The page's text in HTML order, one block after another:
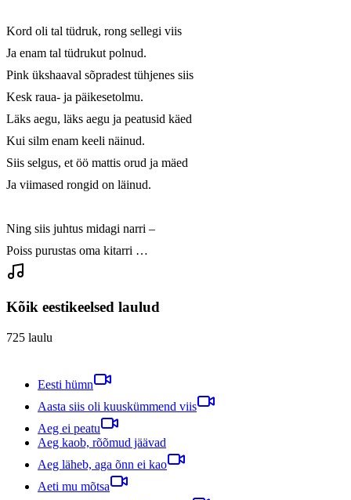
Kord oli tal tüdruk, rong sellegi viis
Ja enam tal tüdrukut polnud.
Pink ükshaaval sõpradest tühjenes siis
Kesk raua- ja päikesetolmu.
Läks aegu, läks aegu ja peatusid käed
Kui silm enam keeli näinud.
Siis selgus, et öö mattis orud ja mäed
Ja viimased rongid on läinud.
Ning siis juhtus midagi narri –
Poiss purustas oma kitarri …
Kõik eestikeelsed laulud
725 laulu
Eesti hümn
Aasta siis oli kuuskümmend viis
Aeg ei peatu
Aeg kaob, rõõmud jäävad
Aeg läheb, aga õnn ei kao
Aeti mu mõtsa